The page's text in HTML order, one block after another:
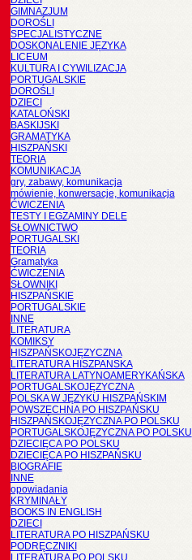
GIMNAZJUM
DOROŚLI
SPECJALISTYCZNE
DOSKONALENIE JĘZYKA
LICEUM
KULTURA I CYWILIZACJA
PORTUGALSKIE
DOROŚLI
DZIECI
KATALOŃSKI
BASKIJSKI
GRAMATYKA
HISZPAŃSKI
TEORIA
KOMUNIKACJA
gry, zabawy, komunikacja
mówienie, konwersacje, komunikacja
ĆWICZENIA
TESTY I EGZAMINY DELE
SŁOWNICTWO
PORTUGALSKI
TEORIA
Gramatyka
ĆWICZENIA
SŁOWNIKI
HISZPAŃSKIE
PORTUGALSKIE
INNE
LITERATURA
KOMIKSY
HISZPAŃSKOJĘZYCZNA
LITERATURA HISZPANSKA
LITERATURA LATYNOAMERYKAŃSKA
PORTUGALSKOJĘZYCZNA
POLSKA W JĘZYKU HISZPAŃSKIM
POWSZECHNA PO HISZPAŃSKU
HISZPAŃSKOJĘZYCZNA PO POLSKU
PORTUGALSKOJĘZYCZNA PO POLSKU
DZIECIĘCA PO POLSKU
DZIECIĘCA PO HISZPAŃSKU
BIOGRAFIE
INNE
opowiadania
KRYMINAŁY
BOOKS IN ENGLISH
DZIECI
LITERATURA PO HISZPAŃSKU
PODRĘCZNIKI
LITERATURA PO POLSKU